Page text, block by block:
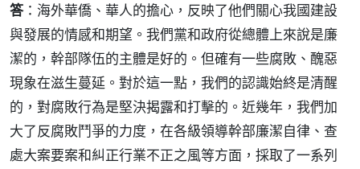
答：海外華僑、華人的擔心，反映了他們關心我國建設
與發展的情感和期望。我們黨和政府從總體上來說是廉
潔的，幹部隊伍的主體是好的。但確有一些腐敗、醜惡
現象在滋生蔓延。對於這一點，我們的認識始終是清醒
的，對腐敗行為是堅決揭露和打擊的。近幾年，我們加
大了反腐敗鬥爭的力度，在各級領導幹部廉潔自律、查
處大案要案和糾正行業不正之風等方面，採取了一系列